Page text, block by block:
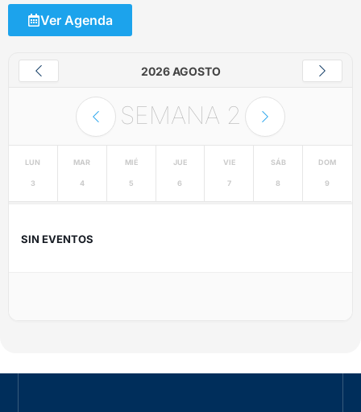
Ver Agenda
2026 AGOSTO
SEMANA 2
LUN
3
MAR
4
MIÉ
5
JUE
6
VIE
7
SÁB
8
DOM
9
SIN EVENTOS